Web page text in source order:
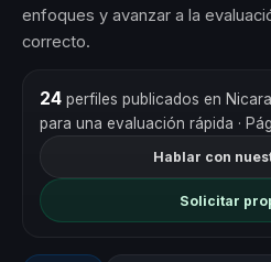
enfoques y avanzar a la
correcto.
24perfiles publicados en
para una evaluación rápida ·
Hablar con
Solicitar